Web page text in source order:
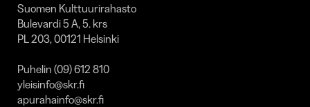
Suomen Kulttuurirahasto
Bulevardi 5 A, 5. krs
PL 203, 00121 Helsinki
Puhelin (09) 612 810
yleisinfo@skr.fi
apurahainfo@skr.fi